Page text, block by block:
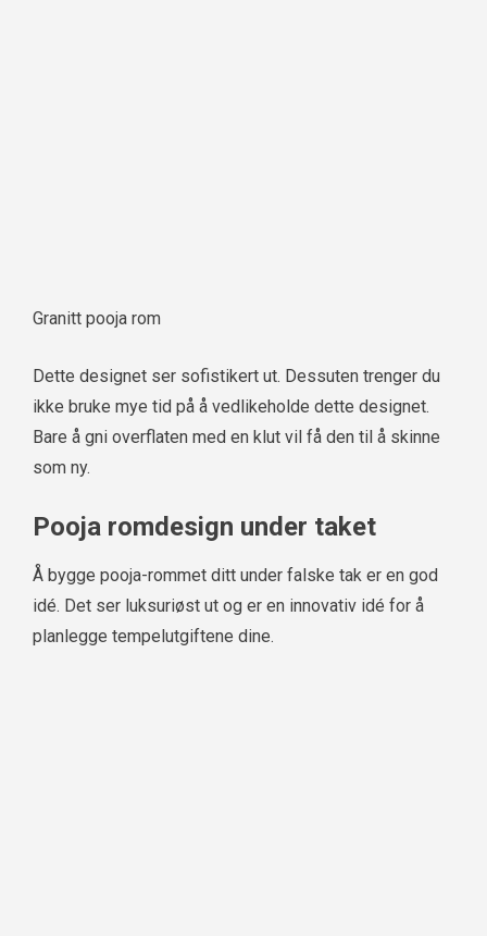
Granitt pooja rom
Dette designet ser sofistikert ut. Dessuten trenger du
ikke bruke mye tid på å vedlikeholde dette designet.
Bare å gni overflaten med en klut vil få den til å skinne
som ny.
Pooja romdesign under taket
Å bygge pooja-rommet ditt under falske tak er en god
idé. Det ser luksuriøst ut og er en innovativ idé for å
planlegge tempelutgiftene dine.